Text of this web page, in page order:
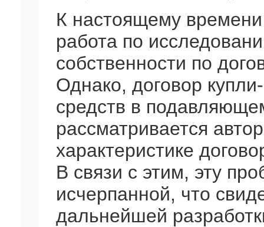
К настоящему
работа по
собственности по
Однако, договор
средств в
рассматривается
характеристике
В связи с этим, эту
исчерпанной, что
дальнейшей